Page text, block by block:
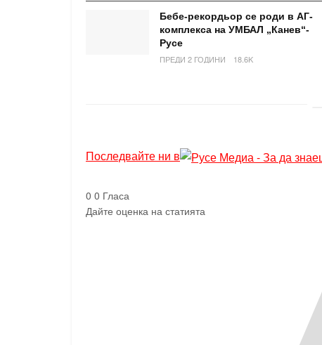
Бебе-рекордьор се роди в АГ-
комплекса на УМБАЛ „Канев“-
Русе
ПРЕДИ 2 ГОДИНИ
18.6K
Последвайте ни в
0 0 Гласа
Дайте оценка на статията